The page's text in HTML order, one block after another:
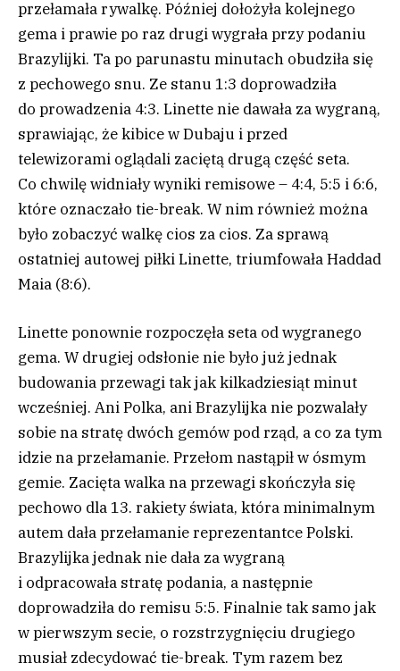
przełamała rywalkę. Później dołożyła kolejnego
gema i prawie po raz drugi wygrała przy podaniu
Brazylijki. Ta po parunastu minutach obudziła się
z pechowego snu. Ze stanu 1:3 doprowadziła
do prowadzenia 4:3. Linette nie dawała za wygraną,
sprawiając, że kibice w Dubaju i przed
telewizorami oglądali zaciętą drugą część seta.
Co chwilę widniały wyniki remisowe – 4:4, 5:5 i 6:6,
które oznaczało tie-break. W nim również można
było zobaczyć walkę cios za cios. Za sprawą
ostatniej autowej piłki Linette, triumfowała Haddad
Maia (8:6).
Linette ponownie rozpoczęła seta od wygranego
gema. W drugiej odsłonie nie było już jednak
budowania przewagi tak jak kilkadziesiąt minut
wcześniej. Ani Polka, ani Brazylijka nie pozwalały
sobie na stratę dwóch gemów pod rząd, a co za tym
idzie na przełamanie. Przełom nastąpił w ósmym
gemie. Zacięta walka na przewagi skończyła się
pechowo dla 13. rakiety świata, która minimalnym
autem dała przełamanie reprezentantce Polski.
Brazylijka jednak nie dała za wygraną
i odpracowała stratę podania, a następnie
doprowadziła do remisu 5:5. Finalnie tak samo jak
w pierwszym secie, o rozstrzygnięciu drugiego
musiał zdecydować tie-break. Tym razem bez